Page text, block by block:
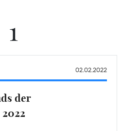
1
02.02.2022
der